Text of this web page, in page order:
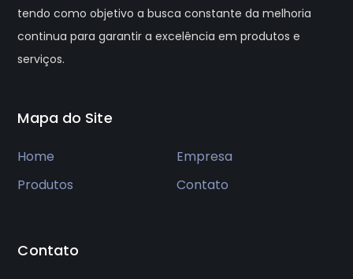
tendo como objetivo a busca constante da melhoria
continua para garantir a excelência em produtos e
serviços.
Mapa do Site
Home
Empresa
Produtos
Contato
Contato